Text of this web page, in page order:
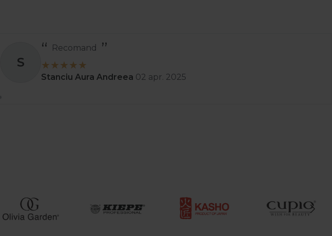
S
Comanda a venit rapid prompți cu lucruri de calitate am
greșit și au și retur .Recomand